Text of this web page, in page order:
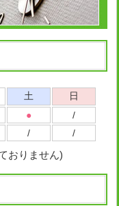
土
日
●
/
/ /
おりません)